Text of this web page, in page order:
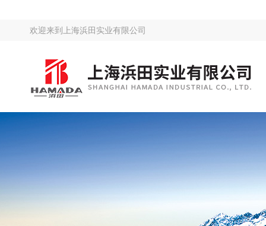
欢迎来到 上海浜田实业有限公司